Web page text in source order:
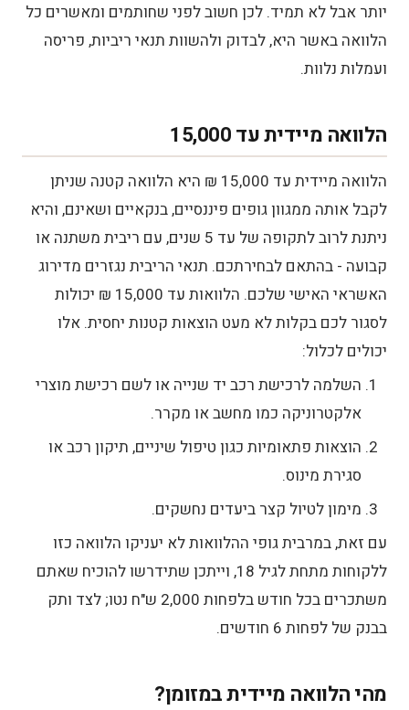
יותר אבל לא תמיד. לכן חשוב לפני שחותמים ומאשרים כל
הלוואה באשר היא, לבדוק ולהשוות תנאי ריביות, פריסה
ועמלות נלוות.
הלוואה מיידית עד 15,000
הלוואה מיידית עד 15,000 ₪ היא הלוואה קטנה שניתן
לקבל אותה ממגוון גופים פיננסיים, בנקאיים ושאינם, והיא
ניתנת לרוב לתקופה של עד 5 שנים, עם ריבית משתנה או
קבועה - בהתאם לבחירתכם. תנאי הריבית נגזרים מדירוג
האשראי האישי שלכם. הלוואות עד 15,000 ₪ יכולות
לסגור לכם בקלות לא מעט הוצאות קטנות יחסית. אלו
יכולים לכלול:
השלמה לרכישת רכב יד שנייה או לשם רכישת מוצרי
אלקטרוניקה כמו מחשב או מקרר.
הוצאות פתאומיות כגון טיפול שיניים, תיקון רכב או
סגירת מינוס.
מימון לטיול קצר ביעדים נחשקים.
עם זאת, במרבית גופי ההלוואות לא יעניקו הלוואה כזו
ללקוחות מתחת לגיל 18, וייתכן שתידרשו להוכיח שאתם
משתכרים בכל חודש בלפחות 2,000 ש"ח נטו; לצד ותק
בבנק של לפחות 6 חודשים.
מהי הלוואה מיידית במזומן?